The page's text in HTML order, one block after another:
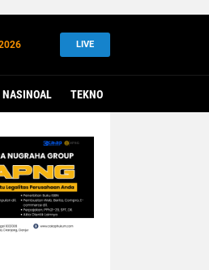
LIVE
NASINOAL TEKNO